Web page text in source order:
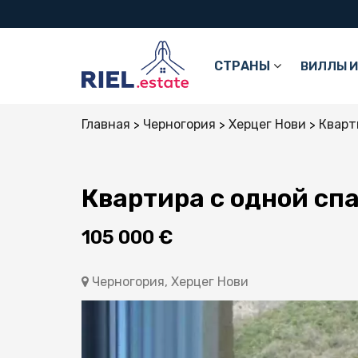
СТРАНЫ ВИЛЛЫ
Главная Черногория Херцег Нови
Квартира с одной
105 000 €
Черногория, Херцег Нови